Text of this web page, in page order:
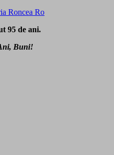
95 de ani.
Buni!